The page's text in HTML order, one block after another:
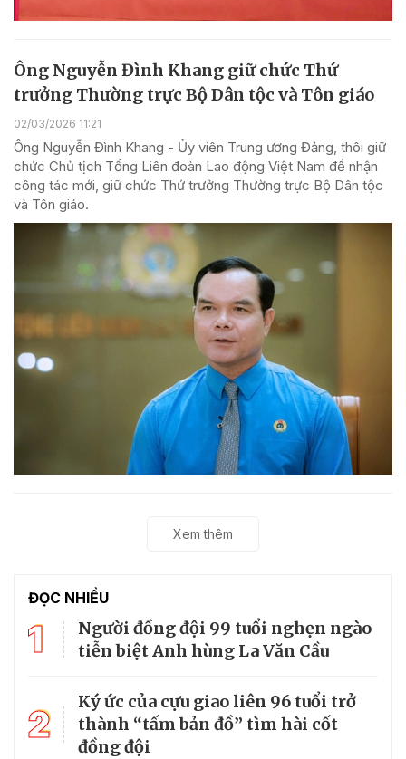
Ông Nguyễn Đình Khang giữ chức Thứ
trưởng Thường trực Bộ Dân tộc và Tôn giáo
02/03/2026 11:21
Ông Nguyễn Đình Khang - Ủy viên Trung ương Đảng, thôi giữ
chức Chủ tịch Tổng Liên đoàn Lao động Việt Nam để nhận
công tác mới, giữ chức Thứ trưởng Thường trực Bộ Dân tộc
và Tôn giáo.
Xem thêm
ĐỌC NHIỀU
1
Người đồng đội 99 tuổi nghẹn ngào
tiễn biệt Anh hùng La Văn Cầu
2
Ký ức của cựu giao liên 96 tuổi trở
thành “tấm bản đồ” tìm hài cốt
đồng đội